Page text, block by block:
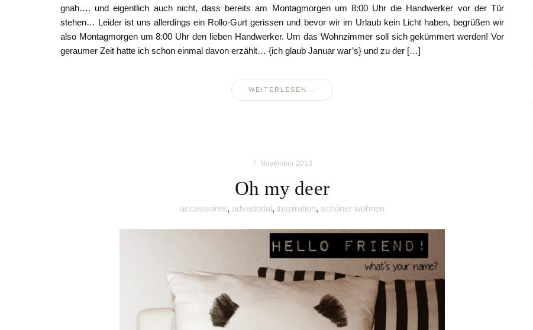
gnah…. und eigentlich auch nicht, dass bereits am Montagmorgen um 8:00 Uhr die Handwerker vor der Tür
stehen… Leider ist uns allerdings ein Rollo-Gurt gerissen und bevor wir im Urlaub kein Licht haben, begrüßen wir
also Montagmorgen um 8:00 Uhr den lieben Handwerker. Um das Wohnzimmer soll sich gekümmert werden! Vor
geraumer Zeit hatte ich schon einmal davon erzählt… {ich glaub Januar war’s} und zu der […]
WEITERLESEN...
7. November 2013
Oh my deer
accessoires, advertorial, inspiration, schöner wohnen